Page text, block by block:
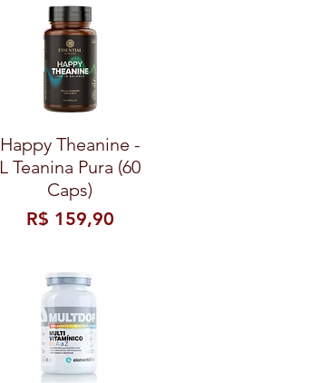
Happy Theanine -
L Teanina Pura (60
Caps)
Preço
R$ 159,90